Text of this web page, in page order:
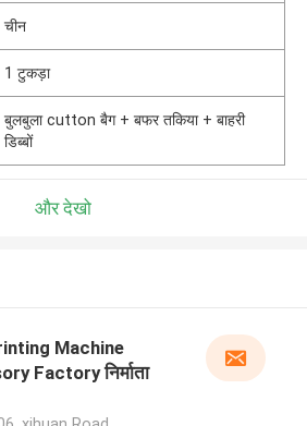
चीन
1 टुकड़ा
बुलबुला cutton बैग + बफर तकिया + बाहरी
डिब्बों
और देखो
Machine
Factory निर्माता